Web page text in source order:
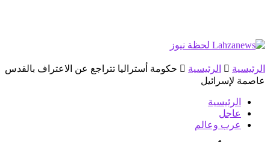
الرئيسية الرئيسية
حكومة أستراليا تتراجع عن الاعتراف بالقدس
عاصمة لإسرائيل
الرئيسية
عاجل
عرب وعالم